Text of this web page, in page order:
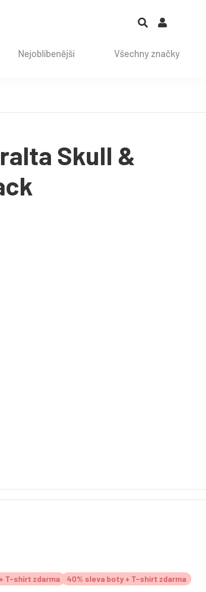
Nejoblíbenější Všechny značky
Skull &
T-shirt zdarma 40% sleva boty + T-shirt zdarma